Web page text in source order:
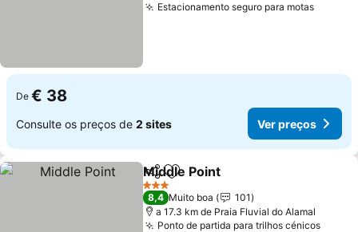
Estacionamento seguro para motas
De € 38
Consulte os preços de 2 sites Ver preços
PartilharAdicionar aos favoritos
Middle Point
3 Estrelas
8,4 Muito boa
101
a 17.3 km de Praia Fluvial do Alamal
Ponto de partida para trilhos cénicos